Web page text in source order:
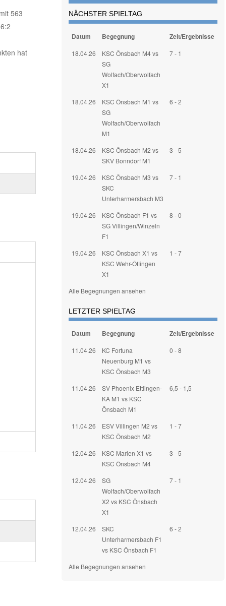
563
hat
NÄCHSTER SPIELTAG
Datum Begegnung Zeit/Ergebnisse
18.04.26
KSC Önsbach M4 vs
SG
Wolfach/Oberwolfach
X1
7 - 1
18.04.26
KSC Önsbach M1 vs
SG
Wolfach/Oberwolfach
M1
6 - 2
18.04.26
KSC Önsbach M2 vs
SKV Bonndorf M1
3 - 5
19.04.26
KSC Önsbach M3 vs
SKC
Unterharmersbach M3
7 - 1
19.04.26
KSC Önsbach F1 vs
SG Villingen/Winzeln
F1
8 - 0
19.04.26
KSC Önsbach X1 vs
KSC Wehr-Öflingen
X1
1 - 7
Alle Begegnungen ansehen
LETZTER SPIELTAG
Datum Begegnung Zeit/Ergebnisse
11.04.26
KC Fortuna
Neuenburg M1 vs
KSC Önsbach M3
0 - 8
11.04.26
SV Phoenix Ettlingen-
KA M1 vs KSC
Önsbach M1
6,5 - 1,5
11.04.26
ESV Villingen M2 vs
KSC Önsbach M2
1 - 7
12.04.26
KSC Marlen X1 vs
KSC Önsbach M4
3 - 5
12.04.26
SG
Wolfach/Oberwolfach
X2 vs KSC Önsbach
X1
7 - 1
12.04.26
SKC
Unterharmersbach F1
vs KSC Önsbach F1
6 - 2
Alle Begegnungen ansehen